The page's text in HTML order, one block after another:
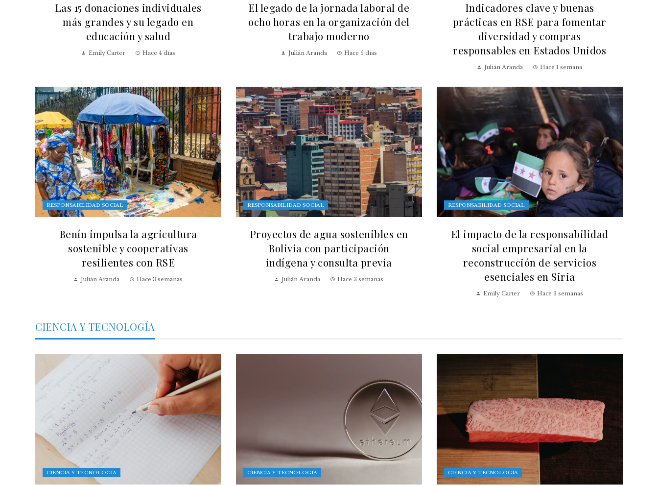
Las 15 donaciones individuales
más grandes y su legado en
educación y salud
Emily Carter Hace 4 días
El legado de la jornada laboral de
ocho horas en la organización del
trabajo moderno
Julián Aranda Hace 5 días
Indicadores clave y buenas
prácticas en RSE para fomentar
diversidad y compras
responsables en Estados Unidos
Julián Aranda Hace 1 semana
RESPONSABILIDAD SOCIAL
Benín impulsa la agricultura
sostenible y cooperativas
resilientes con RSE
Julián Aranda Hace 3 semanas
RESPONSABILIDAD SOCIAL
Proyectos de agua sostenibles en
Bolivia con participación
indígena y consulta previa
Julián Aranda Hace 3 semanas
RESPONSABILIDAD SOCIAL
El impacto de la responsabilidad
social empresarial en la
reconstrucción de servicios
esenciales en Siria
Emily Carter Hace 3 semanas
CIENCIA Y TECNOLOGÍA
CIENCIA Y TECNOLOGÍA CIENCIA Y TECNOLOGÍA CIENCIA Y TECNOLOGÍA